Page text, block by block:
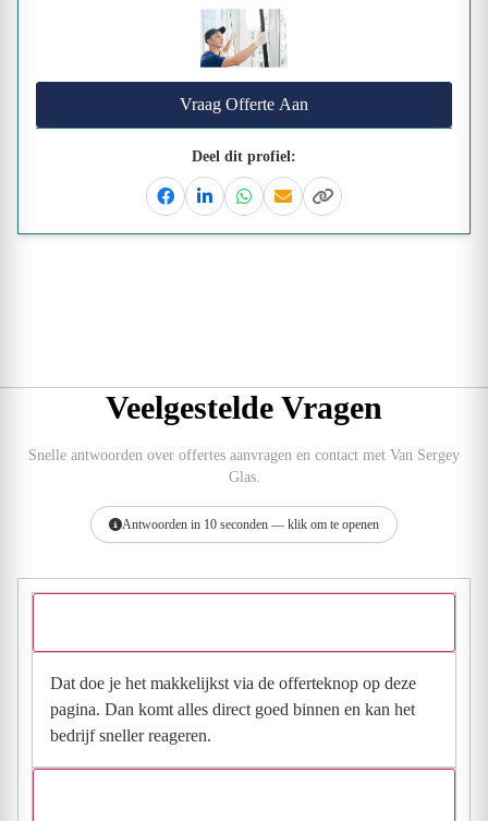
Vraag Offerte Aan
Deel dit profiel:
FacebookLinkedinWhatsapp
EmailKopieer link
Veelgestelde Vragen
Snelle antwoorden over offertes aanvragen en contact met Van Sergey
Glas.
Antwoorden in 10 seconden — klik om te openen
Dat doe je het makkelijkst via de offerteknop op deze
pagina. Dan komt alles direct goed binnen en kan het
bedrijf sneller reageren.